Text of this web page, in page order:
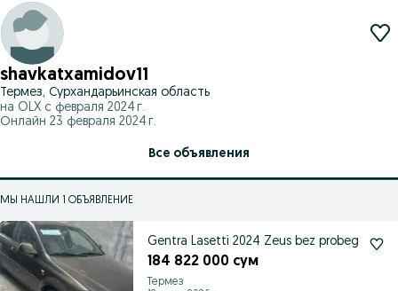
shavkatxamidov11
Термез, Сурхандарьинская область
на OLX с февраля 2024 г.
Онлайн 23 февраля 2024 г.
Все объявления
МЫ НАШЛИ 1 ОБЪЯВЛЕНИЕ
Gentra Lasetti 2024 Zeus bez probeg
184 822 000 сум
Термез